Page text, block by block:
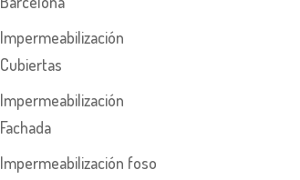
Impermeabilización
Cubiertas
Impermeabilización
Fachada
Impermeabilización foso